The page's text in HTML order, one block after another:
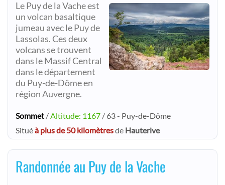
Le Puy de la Vache est
un volcan basaltique
jumeau avec le Puy de
Lassolas. Ces deux
volcans se trouvent
dans le Massif Central
dans le département
du Puy-de-Dôme en
région Auvergne.
Sommet /Altitude: 1167 / 63 - Puy-de-Dôme
Situéà plus de 50 kilomètresde Hauterive
Randonnée au Puy de la Vache